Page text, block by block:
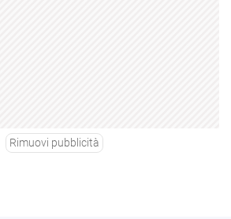
Rimuovi pubblicità